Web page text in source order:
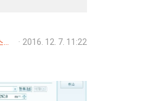
DIAT 기출문제/DIAT스프레드시트(엑셀) · 2016. 12. 7. 11:22